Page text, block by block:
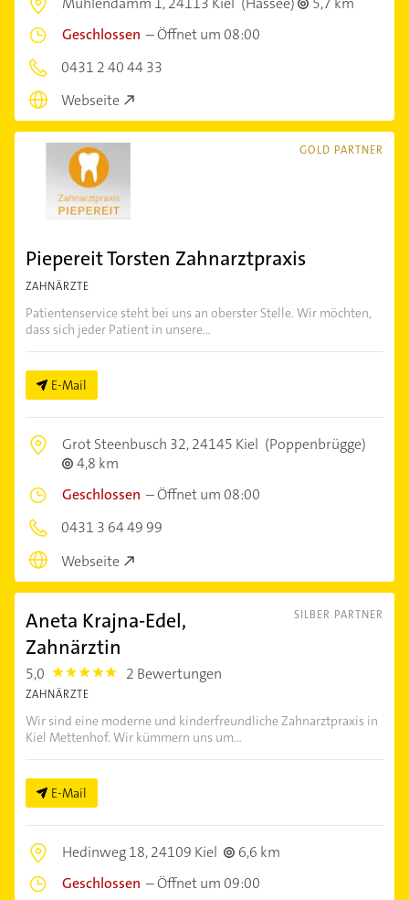
Geschlossen –Öffnet um 08:00
0431 2 40 44 33
Webseite
GOLD PARTNER
Piepereit Torsten Zahnarztpraxis
ZAHNÄRZTE
Patientenservice steht bei uns an oberster Stelle. Wir möchten,
dass sich jeder Patient in unsere...
E-Mail
Grot Steenbusch 32,24145 Kiel (Poppenbrügge)
4,8 km
Geschlossen –Öffnet um 08:00
0431 3 64 49 99
Webseite
SILBER PARTNER
Aneta Krajna-Edel,
Zahnärztin
5,0 5.0 2 Bewertungen
ZAHNÄRZTE
Wir sind eine moderne und kinderfreundliche Zahnarztpraxis in
Kiel Mettenhof. Wir kümmern uns um...
E-Mail
Hedinweg 18,24109 Kiel
6,6 km
Geschlossen –Öffnet um 09:00